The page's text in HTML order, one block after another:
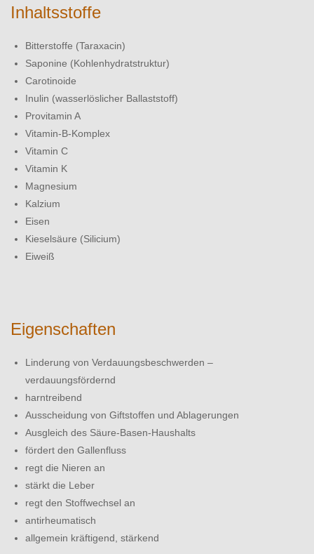
Inhaltsstoffe
Bitterstoffe (Taraxacin)
Saponine (Kohlenhydratstruktur)
Carotinoide
Inulin (wasserlöslicher Ballaststoff)
Provitamin A
Vitamin-B-Komplex
Vitamin C
Vitamin K
Magnesium
Kalzium
Eisen
Kieselsäure (Silicium)
Eiweiß
Eigenschaften
Linderung von Verdauungsbeschwerden –
verdauungsfördernd
harntreibend
Ausscheidung von Giftstoffen und Ablagerungen
Ausgleich des Säure-Basen-Haushalts
fördert den Gallenfluss
regt die Nieren an
stärkt die Leber
regt den Stoffwechsel an
antirheumatisch
allgemein kräftigend, stärkend